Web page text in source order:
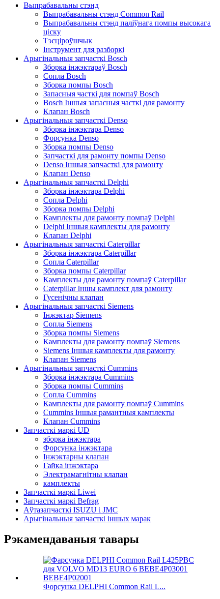
Выпрабавальны стэнд
Выпрабавальны стэнд Common Rail
Выпрабавальны стэнд паліўнага помпы высокага
ціску
Тэсціроўшчык
Інструмент для разборкі
Арыгінальныя запчасткі Bosch
Зборка інжэктараў Bosch
Сопла Bosch
Зборка помпы Bosch
Запасныя часткі для помпаў Bosch
Bosch Іншыя запасныя часткі для рамонту
Клапан Bosch
Арыгінальныя запчасткі Denso
Зборка інжэктара Denso
Форсунка Denso
Зборка помпы Denso
Запчасткі для рамонту помпы Denso
Denso Іншыя запчасткі для рамонту
Клапан Denso
Арыгінальныя запчасткі Delphi
Зборка інжэктара Delphi
Сопла Delphi
Зборка помпы Delphi
Камплекты для рамонту помпаў Delphi
Delphi Іншыя камплекты для рамонту
Клапан Delphi
Арыгінальныя запчасткі Caterpillar
Зборка інжэктара Caterpillar
Сопла Caterpillar
Зборка помпы Caterpillar
Камплекты для рамонту помпаў Caterpillar
Caterpillar Іншы камплект для рамонту
Гусенічны клапан
Арыгінальныя запчасткі Siemens
Інжэктар Siemens
Сопла Siemens
Зборка помпы Siemens
Камплекты для рамонту помпаў Siemens
Siemens Іншыя камплекты для рамонту
Клапан Siemens
Арыгінальныя запчасткі Cummins
Зборка інжэктара Cummins
Зборка помпы Cummins
Сопла Cummins
Камплекты для рамонту помпаў Cummins
Cummins Іншыя рамантныя камплекты
Клапан Cummins
Запчасткі маркі UD
зборка інжэктара
Форсунка інжэктара
Інжэктарны клапан
Гайка інжэктара
Электрамагнітны клапан
камплекты
Запчасткі маркі Liwei
Запчасткі маркі Befrag
Аўтазапчасткі ISUZU і JMC
Арыгінальныя запчасткі іншых марак
Рэкамендаваныя тавары
Форсунка DELPHI Common Rail L...